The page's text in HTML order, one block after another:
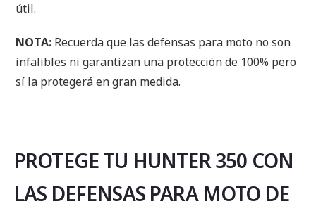
útil.
NOTA: Recuerda que las defensas para moto no son
infalibles ni garantizan una protección de 100% pero
sí la protegerá en gran medida.
PROTEGE TU HUNTER 350 CON
LAS DEFENSAS PARA MOTO DE